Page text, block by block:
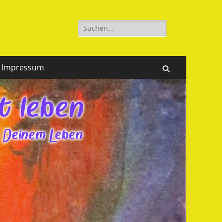
Suchen
nach:
Impressum